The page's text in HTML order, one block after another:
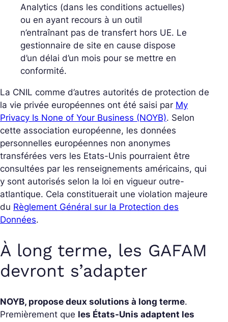
Analytics (dans les conditions actuelles)
ou en ayant recours à un outil
n’entraînant pas de transfert hors UE. Le
gestionnaire de site en cause dispose
d’un délai d’un mois pour se mettre en
conformité.
La CNIL comme d’autres autorités de protection de
la vie privée européennes ont été saisi par My
Privacy Is None of Your Business (NOYB). Selon
cette association européenne, les données
personnelles européennes non anonymes
transférées vers les Etats-Unis pourraient être
consultées par les renseignements américains, qui
y sont autorisés selon la loi en vigueur outre-
atlantique. Cela constituerait une violation majeure
du Règlement Général sur la Protection des
Données.
À long terme, les GAFAM
devront s’adapter
NOYB, propose deux solutions à long terme.
Premièrement que les États-Unis adaptent les